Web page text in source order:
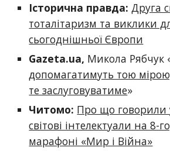
Історична правда: Друга
тоталітаризм та виклики
сьогоднішньої Європи
Gazeta.ua, Микола Рябчук
допомагатимуть тою
те заслуговуватиме»
Читомо: Про що говорили
світові інтелектуали на 8-
марафоні «Мир і Війна»